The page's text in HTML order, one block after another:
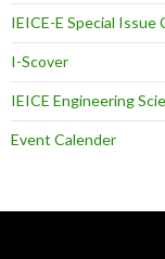
IEICE-E Special Issue
I-Scover
IEICE Engineering
Event Calender